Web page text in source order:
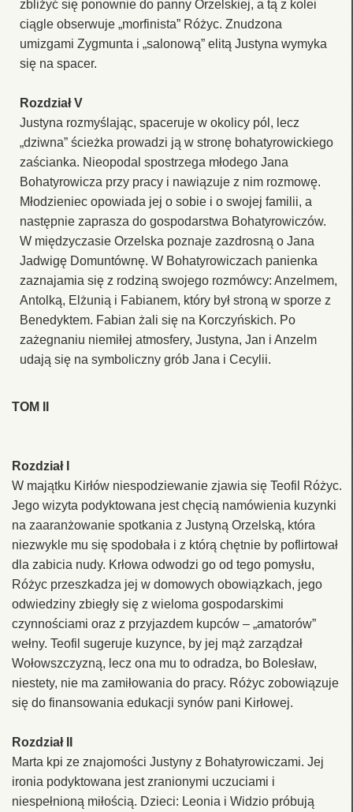
zbliżyć się ponownie do panny Orzelskiej, a tą z kolei
ciągle obserwuje „morfinista” Różyc. Znudzona
umizgami Zygmunta i „salonową” elitą Justyna wymyka
się na spacer.
Rozdział V
Justyna rozmyślając, spaceruje w okolicy pól, lecz
„dziwna” ścieżka prowadzi ją w stronę bohatyrowickiego
zaścianka. Nieopodal spostrzega młodego Jana
Bohatyrowicza przy pracy i nawiązuje z nim rozmowę.
Młodzieniec opowiada jej o sobie i o swojej familii, a
następnie zaprasza do gospodarstwa Bohatyrowiczów.
W międzyczasie Orzelska poznaje zazdrosną o Jana
Jadwigę Domuntównę. W Bohatyrowiczach panienka
zaznajamia się z rodziną swojego rozmówcy: Anzelmem,
Antolką, Elżunią i Fabianem, który był stroną w sporze z
Benedyktem. Fabian żali się na Korczyńskich. Po
zażegnaniu niemiłej atmosfery, Justyna, Jan i Anzelm
udają się na symboliczny grób Jana i Cecylii.
TOM II
Rozdział I
W majątku Kirłów niespodziewanie zjawia się Teofil Różyc.
Jego wizyta podyktowana jest chęcią namówienia kuzynki
na zaaranżowanie spotkania z Justyną Orzelską, która
niezwykle mu się spodobała i z którą chętnie by poflirtował
dla zabicia nudy. Krłowa odwodzi go od tego pomysłu,
Różyc przeszkadza jej w domowych obowiązkach, jego
odwiedziny zbiegły się z wieloma gospodarskimi
czynnościami oraz z przyjazdem kupców – „amatorów”
wełny. Teofil sugeruje kuzynce, by jej mąż zarządzał
Wołowszczyzną, lecz ona mu to odradza, bo Bolesław,
niestety, nie ma zamiłowania do pracy. Różyc zobowiązuje
się do finansowania edukacji synów pani Kirłowej.
Rozdział II
Marta kpi ze znajomości Justyny z Bohatyrowiczami. Jej
ironia podyktowana jest zranionymi uczuciami i
niespełnioną miłością. Dzieci: Leonia i Widzio próbują